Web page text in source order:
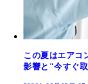
この夏はエア
影響と"今すぐ